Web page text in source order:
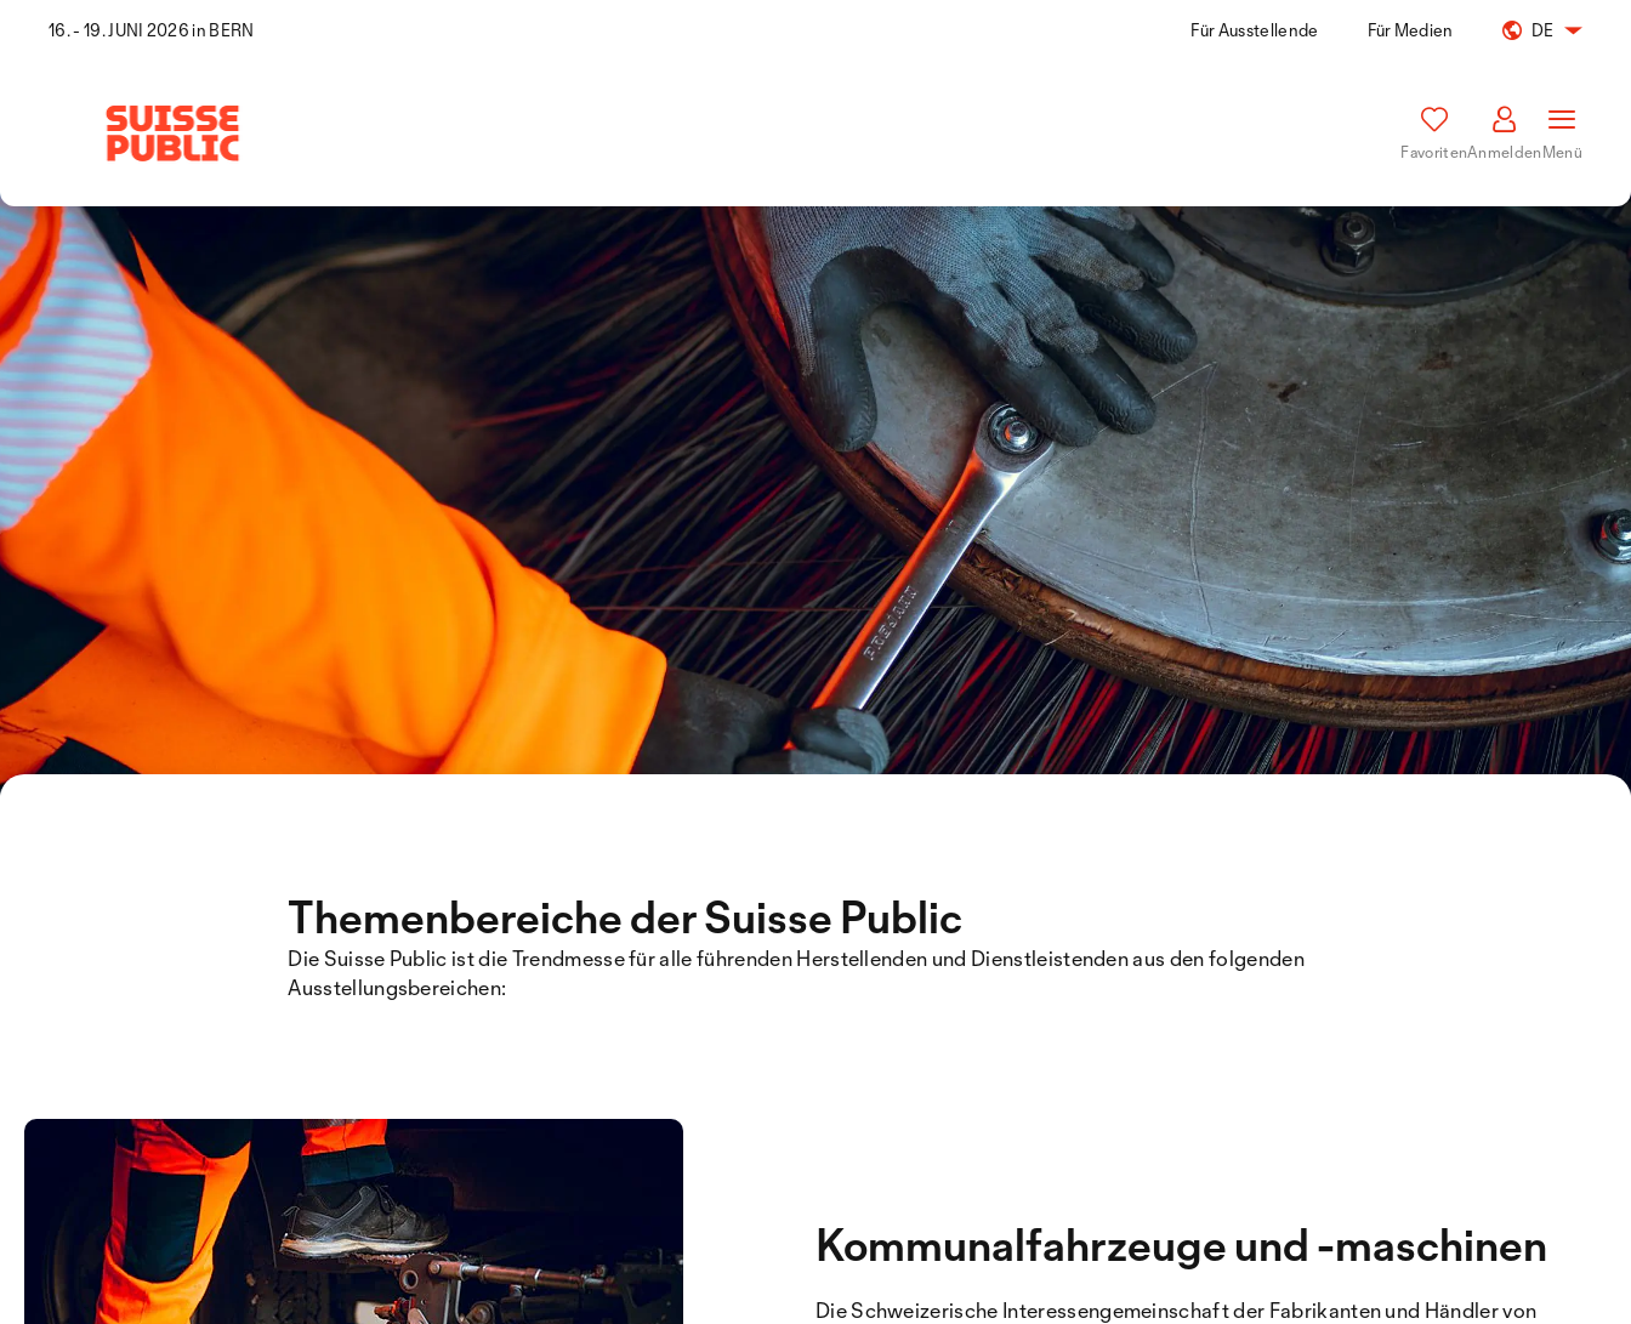
16. - 19. JUNI 2026 in BERN Für Ausstellende Für Medien DE
FavoritenAnmeldenMenü
Themenbereiche der Suisse Public
Die Suisse Public ist die Trendmesse für alle führenden Herstellenden und Dienstleistenden aus den folgenden
Ausstellungsbereichen:
Kommunalfahrzeuge und -maschinen
Die Schweizerische Interessengemeinschaft der Fabrikanten und Händler von